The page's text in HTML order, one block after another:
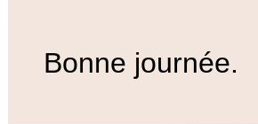
Bonne journée.